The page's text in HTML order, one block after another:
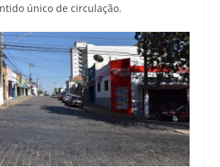
único de circulação.